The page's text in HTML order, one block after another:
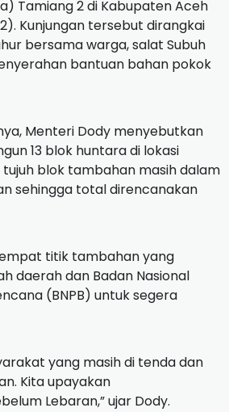
Tamiang 2 di Kabupaten Aceh
Kunjungan tersebut dirangkai
bersama warga, salat Subuh
bantuan bahan pokok
Menteri Dody menyebutkan
13 blok huntara di lokasi
blok tambahan masih dalam
sehingga total direncanakan
titik tambahan yang
daerah dan Badan Nasional
(BNPB) untuk segera
yang masih di tenda dan
Kita upayakan
Lebaran,” ujar Dody.